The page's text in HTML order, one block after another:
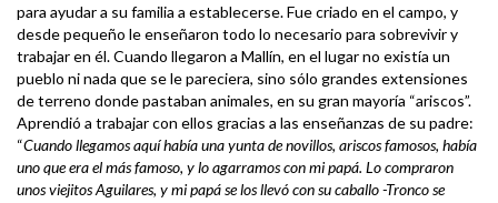
para ayudar a su familia a establecerse. Fue criado en el campo, y
desde pequeño le enseñaron todo lo necesario para sobrevivir y
trabajar en él. Cuando llegaron a Mallín, en el lugar no existía un
pueblo ni nada que se le pareciera, sino sólo grandes extensiones
de terreno donde pastaban animales, en su gran mayoría “ariscos”.
Aprendió a trabajar con ellos gracias a las enseñanzas de su padre:
“Cuando llegamos aquí había una yunta de novillos, ariscos famosos, había
uno que era el más famoso, y lo agarramos con mi papá. Lo compraron
unos viejitos Aguilares, y mi papá se los llevó con su caballo -Tronco se